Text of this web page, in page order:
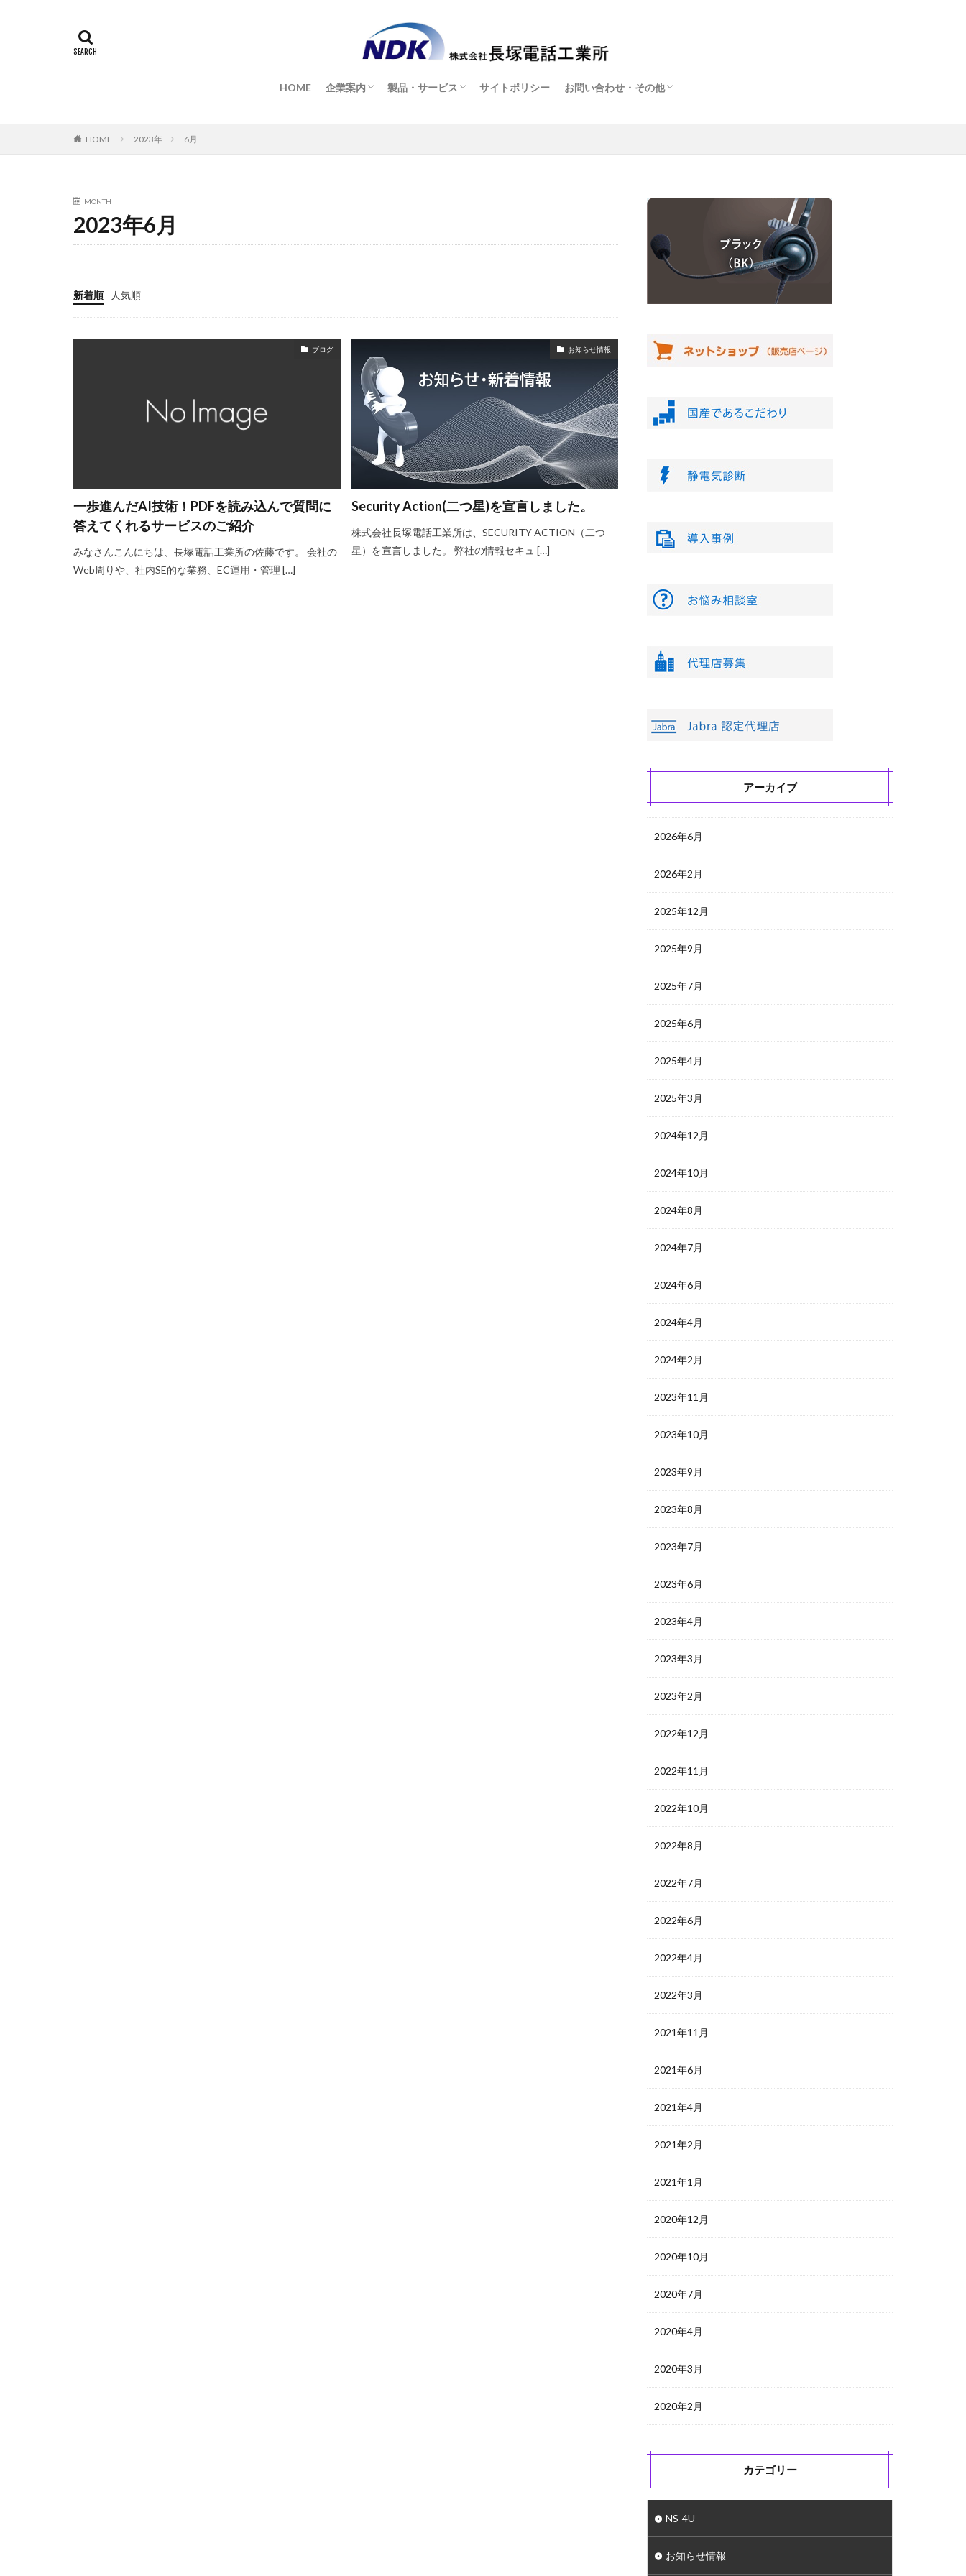
HOME 企業案内 製品・サービス サイトポリシー お問い合わせ・その他
HOME 2023年 6月
MONTH
2023年6月
新着順 人気順
ブログ
一歩進んだAI技術！PDFを読み込んで質問に
答えてくれるサービスのご紹介
みなさんこんにちは、長塚電話工業所の佐藤です。 会社の
Web周りや、社内SE的な業務、EC運用・管理 […]
お知らせ情報
Security Action(二つ星)を宣言しました。
株式会社長塚電話工業所は、SECURITY ACTION（二つ
星）を宣言しました。 弊社の情報セキュ […]
アーカイブ
2026年6月
2026年2月
2025年12月
2025年9月
2025年7月
2025年6月
2025年4月
2025年3月
2024年12月
2024年10月
2024年8月
2024年7月
2024年6月
2024年4月
2024年2月
2023年11月
2023年10月
2023年9月
2023年8月
2023年7月
2023年6月
2023年4月
2023年3月
2023年2月
2022年12月
2022年11月
2022年10月
2022年8月
2022年7月
2022年6月
2022年4月
2022年3月
2021年11月
2021年6月
2021年4月
2021年2月
2021年1月
2020年12月
2020年10月
2020年7月
2020年4月
2020年3月
2020年2月
カテゴリー
NS-4U
お知らせ情報